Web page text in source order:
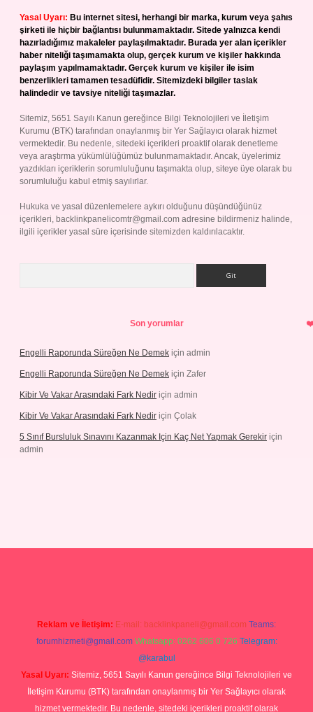
Yasal Uyarı: Bu internet sitesi, herhangi bir marka, kurum veya şahıs
şirketi ile hiçbir bağlantısı bulunmamaktadır. Sitede yalnızca kendi
hazırladığımız makaleler paylaşılmaktadır. Burada yer alan içerikler
haber niteliği taşımamakta olup, gerçek kurum ve kişiler hakkında
paylaşım yapılmamaktadır. Gerçek kurum ve kişiler ile isim
benzerlikleri tamamen tesadüfidir. Sitemizdeki bilgiler taslak
halindedir ve tavsiye niteliği taşımazlar.
Sitemiz, 5651 Sayılı Kanun gereğince Bilgi Teknolojileri ve İletişim
Kurumu (BTK) tarafından onaylanmış bir Yer Sağlayıcı olarak hizmet
vermektedir. Bu nedenle, sitedeki içerikleri proaktif olarak denetleme
veya araştırma yükümlülüğümüz bulunmamaktadır. Ancak, üyelerimiz
yazdıkları içeriklerin sorumluluğunu taşımakta olup, siteye üye olarak bu
sorumluluğu kabul etmiş sayılırlar.
Hukuka ve yasal düzenlemelere aykırı olduğunu düşündüğünüz
içerikleri, backlinkpanelicomtr@gmail.com adresine bildirmeniz halinde,
ilgili içerikler yasal süre içerisinde sitemizden kaldırılacaktır.
Son yorumlar
Engelli Raporunda Süreğen Ne Demek için admin
Engelli Raporunda Süreğen Ne Demek için Zafer
Kibir Ve Vakar Arasındaki Fark Nedir için admin
Kibir Ve Vakar Arasındaki Fark Nedir için Çolak
5 Sınıf Bursluluk Sınavını Kazanmak Için Kaç Net Yapmak Gerekir için
admin
Reklam ve İletişim: E-mail: backlinkpaneli@gmail.com Teams:
forumhizmeti@gmail.com Whatsapp: 0262 606 0 726 Telegram:
@karabul
Yasal Uyarı: Sitemiz, 5651 Sayılı Kanun gereğince Bilgi Teknolojileri ve
İletişim Kurumu (BTK) tarafından onaylanmış bir Yer Sağlayıcı olarak
hizmet vermektedir. Bu nedenle, sitedeki içerikleri proaktif olarak